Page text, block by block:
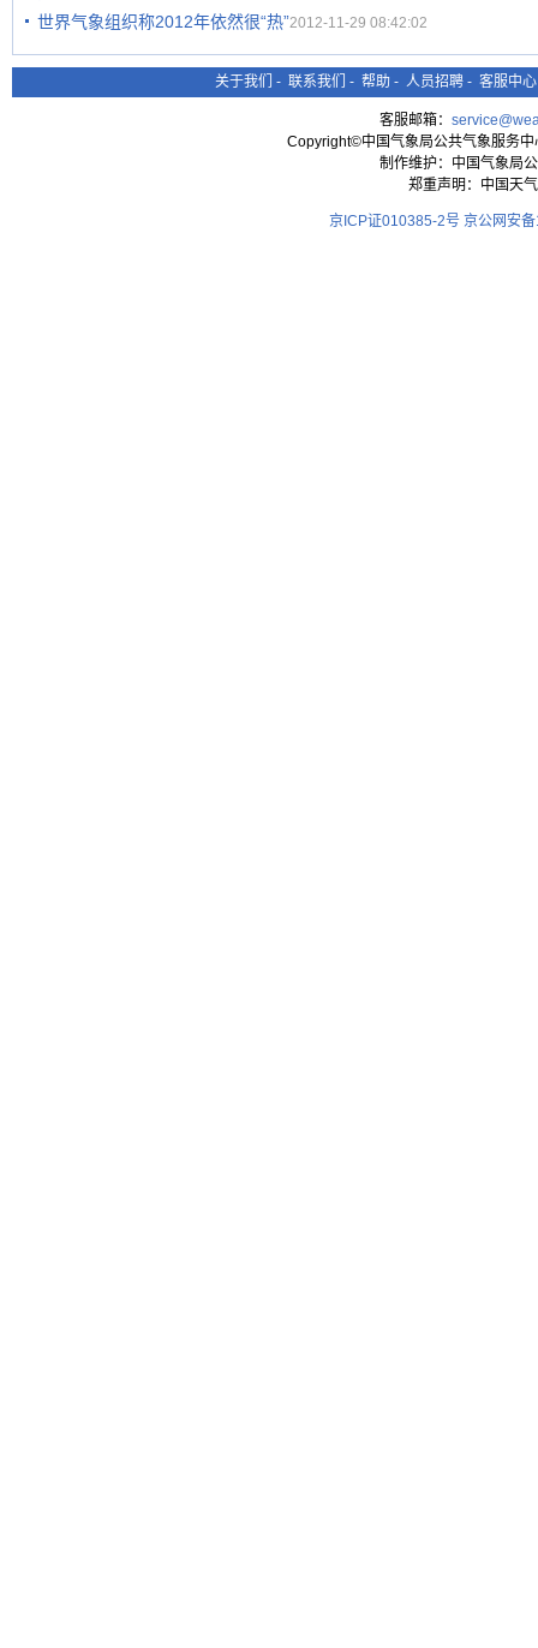
世界气象组织称2012年依然很“热”2012-11-29 08:42:02
关于我们 - 联系我们 - 帮助 - 人员招聘 - 客服中心
客服邮箱：
Copyright©中国气象局公共气象服务
制作维护：中国气象局
郑重声明：中国天
京ICP证010385-2号 京公网安